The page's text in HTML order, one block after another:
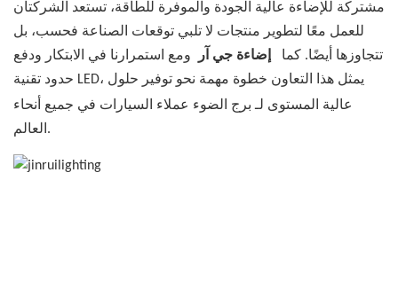
مشتركة للإضاءة عالية الجودة والموفرة للطاقة، تستعد الشركتان
للعمل معًا لتطوير منتجات لا تلبي توقعات الصناعة فحسب، بل
تتجاوزها أيضًا. كما
إضاءة جي آر
ومع استمرارنا في الابتكار ودفع
حدود تقنية LED، يمثل هذا التعاون خطوة مهمة نحو توفير حلول
عالية المستوى لـ برج الضوء عملاء السيارات في جميع أنحاء
العالم.